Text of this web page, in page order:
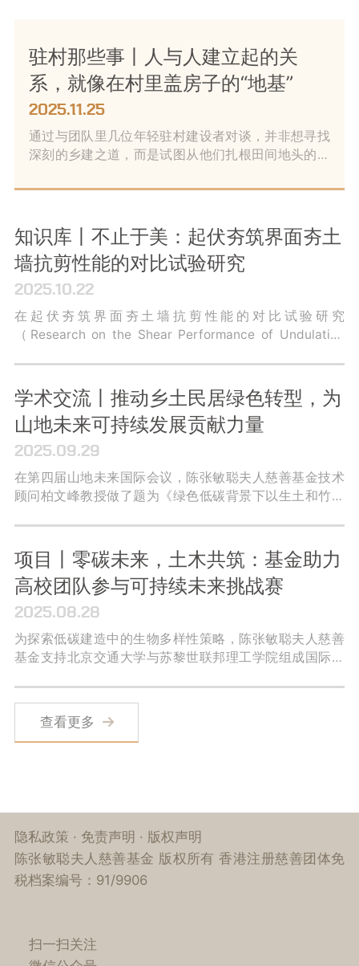
驻村那些事丨人与人建立起的关
系，就像在村里盖房子的“地基”
2025.11.25
通过与团队里几位年轻驻村建设者对谈，并非想寻找
深刻的乡建之道，而是试图从他们扎根田间地头的微
窥见当下的乡村建设与发展。
知识库丨不止于美：起伏夯筑界面夯土
墙抗剪性能的对比试验研究
2025.10.22
在起伏夯筑界面夯土墙抗剪性能的对比试验研究
（Research on the Shear Performance of Undulating
制，发现传统的水平夯筑界面夯土墙抵御水平地震作用的
能力较差。为应对这一问题，本研究建造了夯筑界面形态
不同的夯土墙，对三组共六个试验墙进行了对比测试。
学术交流丨推动乡土民居绿色转型，为
山地未来可持续发展贡献力量
2025.09.29
在第四届山地未来国际会议，陈张敏聪夫人慈善基金技术
顾问柏文峰教授做了题为《绿色低碳背景下以生土和竹子
未来的山地人居建设提供技术借鉴。
项目丨零碳未来，土木共筑：基金助力
高校团队参与可持续未来挑战赛
2025.08.28
为探索低碳建造中的生物多样性策略，陈张敏聪夫人慈善
基金支持北京交通大学与苏黎世联邦理工学院组成国际高
（SFC）。
查看更多
隐私政策 · 免责声明 · 版权声明
陈张敏聪夫人慈善基金 版权所有 香港注册慈善团体免
税档案编号：91/9906
扫一扫关注